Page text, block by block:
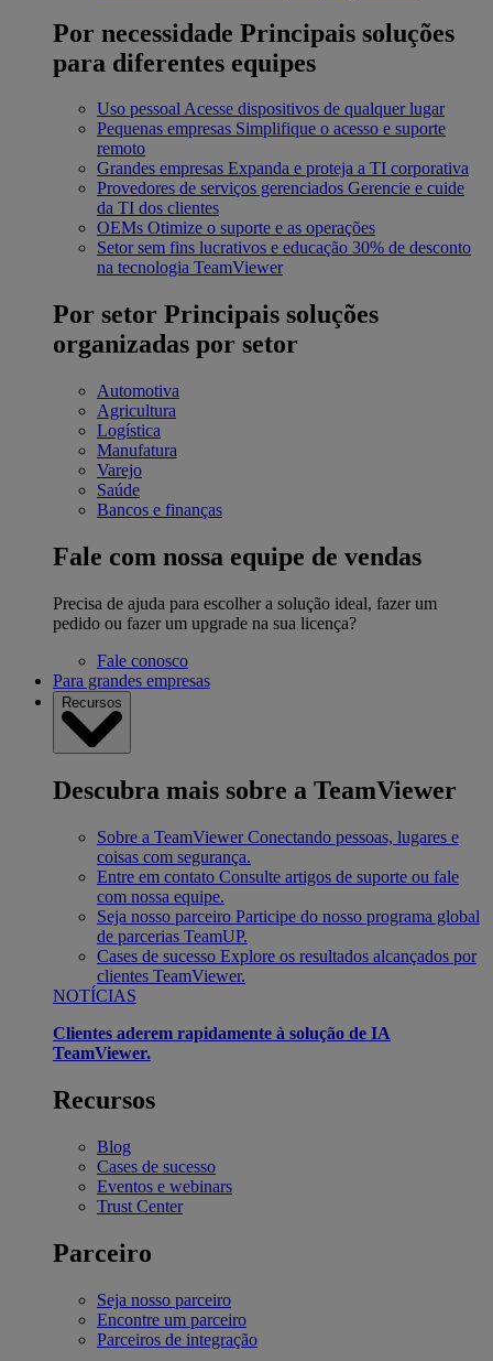
Por necessidade Principais soluções
para diferentes equipes
Uso pessoalAcesse dispositivos de qualquer lugar
Pequenas empresas Simplifique o acesso e suporte
remoto
Grandes empresas Expanda e proteja a TI corporativa
Provedores de serviços gerenciados Gerencie e cuide
da TI dos clientes
OEMs Otimize o suporte e as operações
Setor sem fins lucrativos e educação 30% de desconto
na tecnologia TeamViewer
Por setor Principais soluções
organizadas por setor
Automotiva
Agricultura
Logística
Manufatura
Varejo
Saúde
Bancos e finanças
Fale com nossa equipe de vendas
Precisa de ajuda para escolher a solução ideal, fazer um
pedido ou fazer um upgrade na sua licença?
Fale conosco
Para grandes empresas
Recursos
Descubra mais sobre a TeamViewer
Sobre a TeamViewer Conectando pessoas, lugares e
coisas com segurança.
Entre em contato Consulte artigos de suporte ou fale
com nossa equipe.
Seja nosso parceiro Participe do nosso programa global
de parcerias TeamUP.
Cases de sucesso Explore os resultados alcançados por
clientes TeamViewer.
NOTÍCIAS
Clientes aderem rapidamente à solução de IA
TeamViewer.
Recursos
Blog
Cases de sucesso
Eventos e webinars
Trust Center
Parceiro
Seja nosso parceiro
Encontre um parceiro
Parceiros de integração